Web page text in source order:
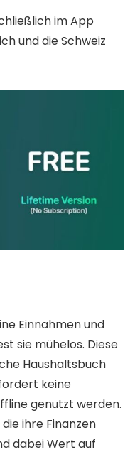
im App
und die Schweiz
Einnahmen und
sie mühelos. Diese
Haushaltsbuch
keine
genutzt werden.
ihre Finanzen
dabei Wert auf